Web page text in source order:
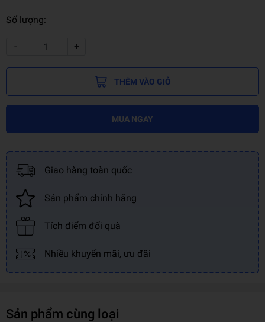
Số lượng:
- +
THÊM VÀO GIỎ
MUA NGAY
Giao hàng toàn quốc
Sản phẩm chính hãng
Tích điểm đổi quà
Nhiều khuyến mãi, ưu đãi
Sản phẩm cùng loại